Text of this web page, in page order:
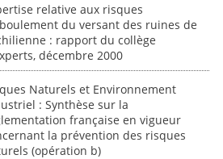
relative aux risques
du versant des ruines de
: rapport du collège
décembre 2000
Naturels et Environnement
: Synthèse sur la
française en vigueur
la prévention des risques
(opération b)